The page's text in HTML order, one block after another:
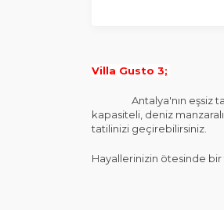
Villa Gusto 3;
Antalya'nın eşsiz tatil
kapasiteli, deniz
tatilinizi geçirebilirsiniz.
Hayallerinizin ötesinde bir